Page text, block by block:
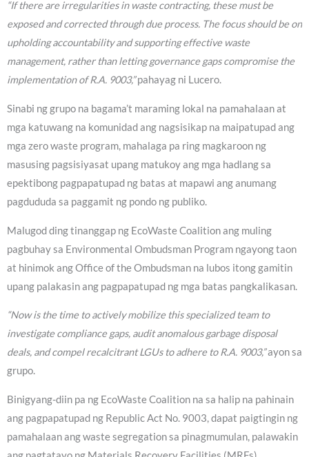
“If there are irregularities in waste contracting, these must be
exposed and corrected through due process. The focus should be on
upholding accountability and supporting effective waste
management, rather than letting governance gaps compromise the
implementation of R.A. 9003,”pahayag ni Lucero.
Sinabi ng grupo na bagama’t maraming lokal na pamahalaan at
mga katuwang na komunidad ang nagsisikap na maipatupad ang
mga zero waste program, mahalaga pa ring magkaroon ng
masusing pagsisiyasat upang matukoy ang mga hadlang sa
epektibong pagpapatupad ng batas at mapawi ang anumang
pagdududa sa paggamit ng pondo ng publiko.
Malugod ding tinanggap ng EcoWaste Coalition ang muling
pagbuhay sa Environmental Ombudsman Program ngayong taon
at hinimok ang Office of the Ombudsman na lubos itong gamitin
upang palakasin ang pagpapatupad ng mga batas pangkalikasan.
“Now is the time to actively mobilize this specialized team to
investigate compliance gaps, audit anomalous garbage disposal
deals, and compel recalcitrant LGUs to adhere to R.A. 9003,”ayon sa
grupo.
Binigyang-diin pa ng EcoWaste Coalition na sa halip na pahinain
ang pagpapatupad ng Republic Act No. 9003, dapat paigtingin ng
pamahalaan ang waste segregation sa pinagmumulan, palawakin